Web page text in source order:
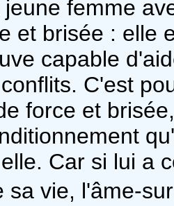
femme
et brisée : elle
capable
C'est
force et
Car si lui a
sa vie, l'âme-